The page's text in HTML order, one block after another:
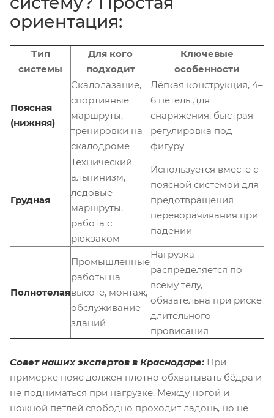
ориентация:
Тип
системы
Для кого
подходит
Ключевые
особенности
Поясная
(нижняя)
Скалолазание,
спортивные
маршруты,
тренировки на
скалодроме
Лёгкая конструкция, 4–
6 петель для
снаряжения, быстрая
регулировка под
фигуру
Грудная
Технический
альпинизм,
ледовые
маршруты,
работа с
рюкзаком
Используется вместе с
поясной системой для
предотвращения
переворачивания при
падении
Полнотелая
Промышленные
работы на
высоте, монтаж,
обслуживание
зданий
Нагрузка
распределяется по
всему телу,
обязательна при риске
длительного
провисания
Совет наших экспертов в Краснодаре: При
примерке пояс должен плотно обхватывать бёдра и
не подниматься при нагрузке. Между ногой и
ножной петлёй свободно проходит ладонь, но не